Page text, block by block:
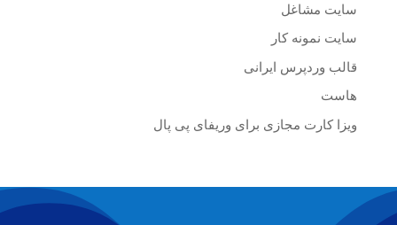
سایت مشاغل
سایت نمونه کار
قالب وردپرس ایرانی
هاست
ویزا کارت مجازی برای وریفای پی پال